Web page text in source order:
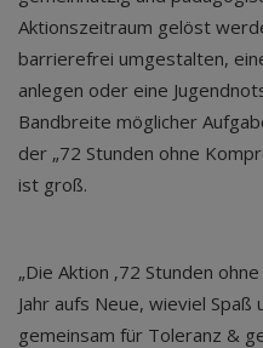
Aktionszeitraum gelöst
barrierefrei umgestalten,
anlegen oder eine
Bandbreite möglicher
der „72 Stunden ohne
ist groß.
„Die Aktion ‚72 Stunden
Jahr aufs Neue, wieviel
gemeinsam für Toleranz &